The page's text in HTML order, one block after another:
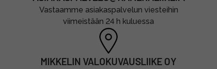
Vastaamme asiakaspalvelun viesteihin
viimeistään 24 h kuluessa
MIKKELIN VALOKUVAUSLIIKE OY